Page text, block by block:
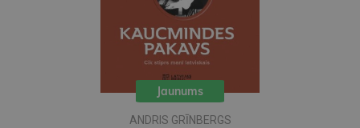
Jaunums
ANDRIS GRĪNBERGS